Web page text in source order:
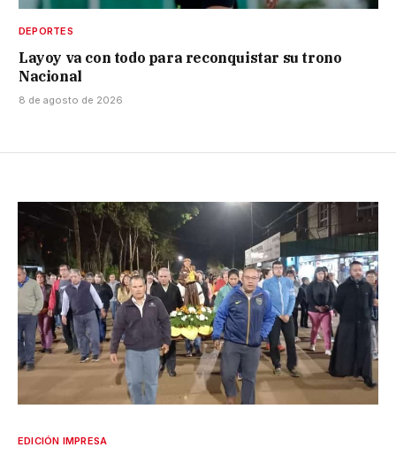
DEPORTES
Layoy va con todo para reconquistar su trono
Nacional
8 de agosto de 2026
EDICIÓN IMPRESA